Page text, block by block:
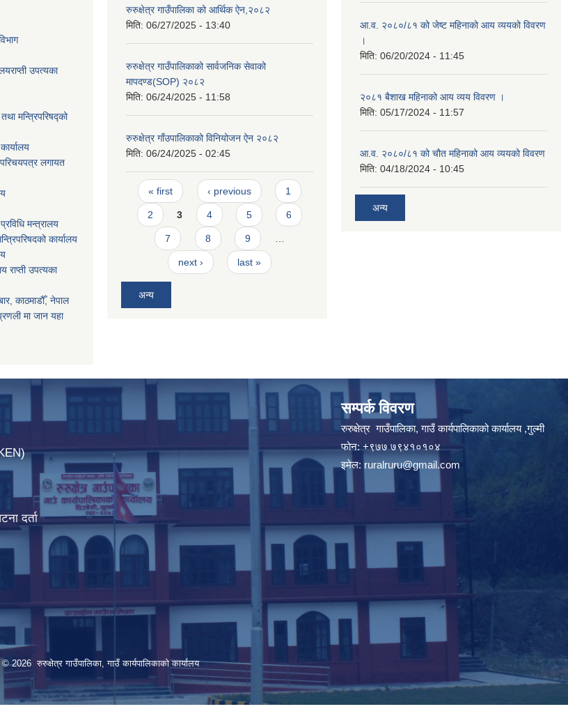
उपत्यका
मन्त्रिपरिषद्को
परिचयपत्र लगायत
मन्त्रालय
कार्यालय
राप्ती उपत्यका
काठमाडौँ, नेपाल
मा जान यहा
रुरुक्षेत्र गाउँपालिका को आर्थिक ऐन,२०८२
मिति: 06/27/2025 - 13:40
रुरुक्षेत्र गाउँपालिकाको सार्वजनिक सेवाको
मापदण्ड(SOP) २०८२
मिति: 06/24/2025 - 11:58
रुरुक्षेत्र गाँउपालिकाको विनियोजन ऐन २०८२
मिति: 06/24/2025 - 02:45
Pages
« first ‹ previous 1
2 3 4 5 6
7 8 9
next › last »
अन्य
आ.व. २०८०/८१ को जेष्ट महिनाको आय व्ययको विवरण
।
मिति: 06/20/2024 - 11:45
२०८१ बैशाख महिनाको आय व्यय विवरण ।
मिति: 05/17/2024 - 11:57
आ.व. २०८०/८१ को चौत महिनाको आय व्ययको विवरण
मिति: 04/18/2024 - 10:45
अन्य
दर्ता
सम्पर्क विवरण
रुरुक्षेत्र गाउँपालिका, गाउँ कार्यपालिकाको कार्यालय ,गुल्मी
फोन: +९७७ ७९४१०१०४
इमेल: ruralruru@gmail.com
© 2026 रुरुक्षेत्र गाउँपालिका, गाउँ कार्यपालिकाको कार्यालय